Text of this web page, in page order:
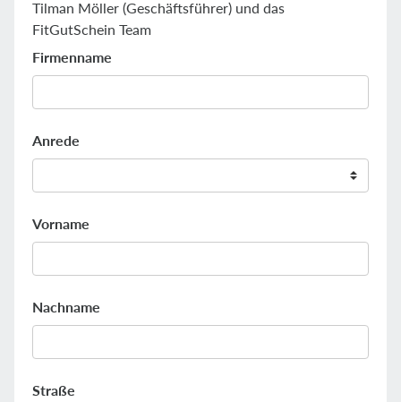
Tilman Möller (Geschäftsführer) und das
FitGutSchein Team
Firmenname
Anrede
Vorname
Nachname
Straße